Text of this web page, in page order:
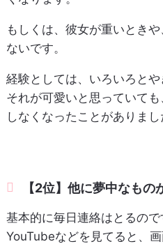
もしくは、彼女が重いとき
ないです。
経験としては、いろいろと
それが可愛いと思っていて
しなくなったことがありまし
【2位】他に夢中なもの
基本的に毎日連絡はとるの
YouTubeなどを見てると、